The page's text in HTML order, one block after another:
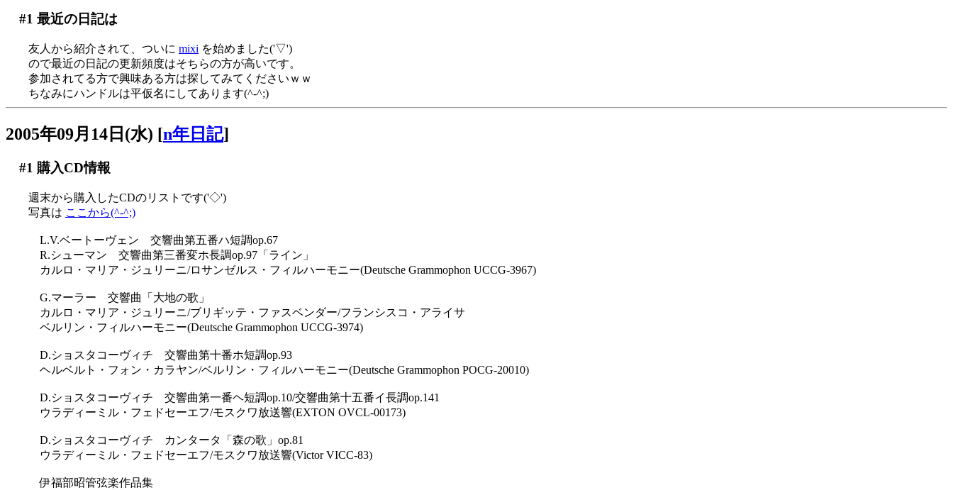
#1 最近の日記は
友人から紹介されて、ついに mixi を始めました('▽')
ので最近の日記の更新頻度はそちらの方が高いです。
参加されてる方で興味ある方は探してみてくださいｗｗ
ちなみにハンドルは平仮名にしてあります(^-^;)
2005年09月14日(水) [n年日記]
#1 購入CD情報
週末から購入したCDのリストです('◇')ゞ
写真は ここから(^-^;)
L.V.ベートーヴェン 交響曲第五番ハ短調op.67
R.シューマン 交響曲第三番変ホ長調op.97「ライン」
カルロ・マリア・ジュリーニ/ロサンゼルス・フィルハーモニー(Deutsche Grammophon UCCG-3967)
G.マーラー 交響曲「大地の歌」
カルロ・マリア・ジュリーニ/ブリギッテ・ファスベンダー/フランシスコ・アライサ
ベルリン・フィルハーモニー(Deutsche Grammophon UCCG-3974)
D.ショスタコーヴィチ 交響曲第十番ホ短調op.93
ヘルベルト・フォン・カラヤン/ベルリン・フィルハーモニー(Deutsche Grammophon POCG-20010)
D.ショスタコーヴィチ 交響曲第一番ヘ短調op.10/交響曲第十五番イ長調op.141
ウラディーミル・フェドセーエフ/モスクワ放送響(EXTON OVCL-00173)
D.ショスタコーヴィチ カンタータ「森の歌」op.81
ウラディーミル・フェドセーエフ/モスクワ放送響(Victor VICC-83)
伊福部昭管弦楽作品集